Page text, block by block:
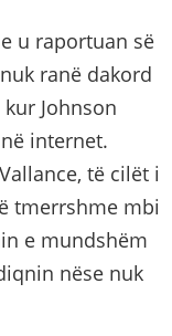
u raportuan së
ranë dakord
Johnson
internet.
të cilët i
tmerrshme mbi
e mundshëm
nëse nuk